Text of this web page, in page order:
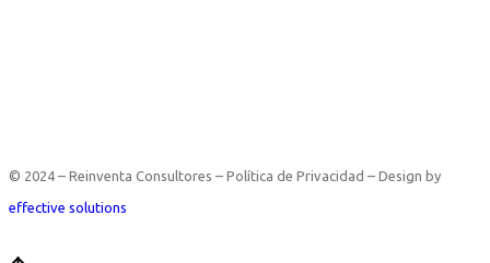
© 2024 – Reinventa Consultores – Política de Privacidad – Design by
effective solutions